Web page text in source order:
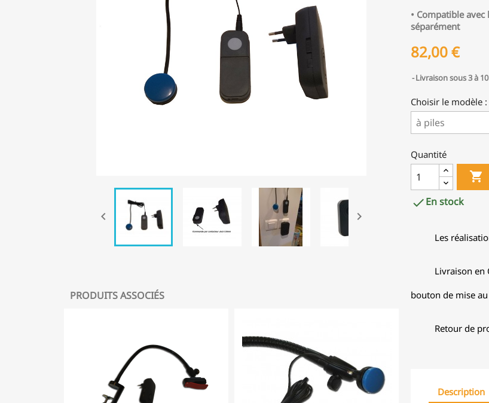
 
PRODUITS ASSOCIÉS
• Compatible avec
séparément
82,00 €
Livraison sous 3 à
Choisir le modèle
Quantité

En stock
Les
Livraison en
bouton de mise
Retour de
Description